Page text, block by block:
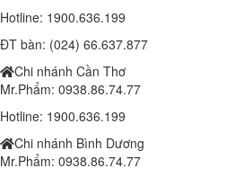
Hotline: 1900.636.199
ĐT bàn: (024) 66.637.877
Chi nhánh Cần Thơ
Mr.Phẩm: 0938.86.74.77
Hotline: 1900.636.199
Chi nhánh Bình Dương
Mr.Phẩm: 0938.86.74.77
Đèn chiếc lá 100w (DL11100/2B)
1.410.000 đ1,350,000 đ
Đèn chiếc lá 150w (SPDL150/3B)
1.810.000 đ1,750,000 đ